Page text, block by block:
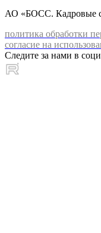
АО «БОСС. Кадровые
политика обработки
согласие на
Следите за нами в